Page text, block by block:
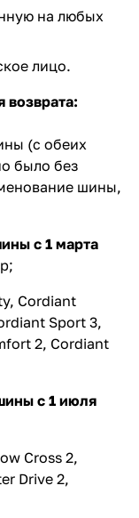
на любых
лицо.
(с обеих
было без
шины,
с 1 марта
Cordiant
Sport 3,
2, Cordiant
с 1 июля
Cross 2,
Drive 2,